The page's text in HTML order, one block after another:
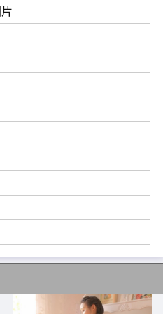
不来。晚安!
来"没关系"。 晚安!